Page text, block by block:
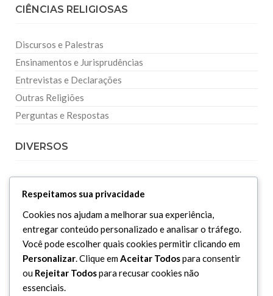
CIÊNCIAS RELIGIOSAS
Discursos e Palestras
Ensinamentos e Jurisprudências
Entrevistas e Declarações
Outras Religiões
Perguntas e Respostas
DIVERSOS
Dicionário Islâmico
Downloads
Respeitamos sua privacidade
Cookies nos ajudam a melhorar sua experiência,
entregar conteúdo personalizado e analisar o tráfego.
Você pode escolher quais cookies permitir clicando em
Personalizar. Clique emAceitar Todospara consentir
ou Rejeitar Todospara recusar cookies não
essenciais.